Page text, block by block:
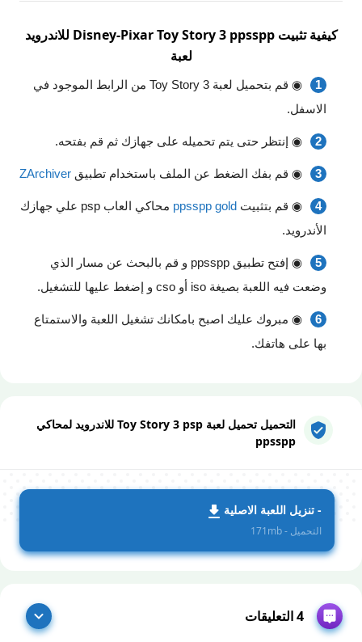
للاندرويد Disney-Pixar Toy Story 3 ppsspp كيفية تثبيت
لعبة
◉ قم بتحميل لعبة Toy Story 3 من الرابط الموجود في
الاسفل.
◉ إنتظر حتى يتم تحميله على جهازك ثم قم بفتحه.
◉ قم بفك الضغط عن الملف باستخدام تطبيق ZArchiver
◉ قم بتثبيت ppsspp gold
محاكي العاب psp علي جهازك
الأندرويد.
◉ إفتح تطبيق ppsspp و قم بالبحث عن مسار الذي
وضعت فيه اللعبة بصيغة iso أو cso و إضغط عليها للتشغيل.
◉ مبروك عليك اصبح بامكانك تشغيل اللعبة والاستمتاع
بها على هاتفك.
التحميل تحميل لعبة Toy Story 3 psp للاندرويد لمحاكي
ppsspp
- تنزيل اللعبة الاصلية
التحميل - 171mb
4 التعليقات